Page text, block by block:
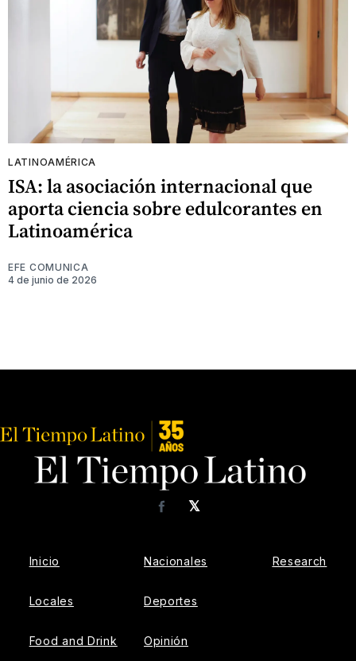
LATINOAMÉRICA
ISA: la asociación internacional que
aporta ciencia sobre edulcorantes en
Latinoamérica
EFE COMUNICA
4 de junio de 2026
𝕏
Facebook
Inicio
Locales
Food and Drink
Nacionales
Deportes
Opinión
Research